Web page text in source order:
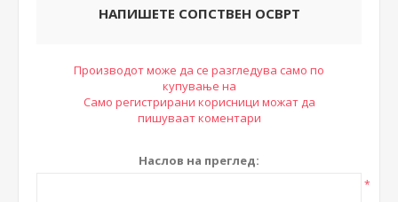
НАПИШЕТЕ СОПСТВЕН ОСВРТ
Производот може да се разгледува само по
купување на
Само регистрирани корисници можат да
пишуваат коментари
Наслов на преглед:
*